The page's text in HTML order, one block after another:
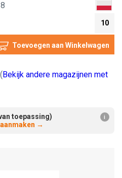
10
( Bekijk andere magazijnen met
toepassing)
→
i